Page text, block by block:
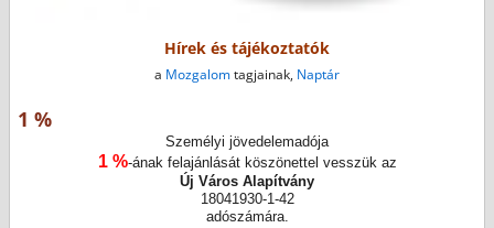
Hírek és tájékoztatók
a Mozgalomtagjainak, Naptár
1 %
Személyi jövedelemadója
1 %-ának felajánlását köszönettel vesszük az
Új Város Alapítvány
18041930-1-42
adószámára.